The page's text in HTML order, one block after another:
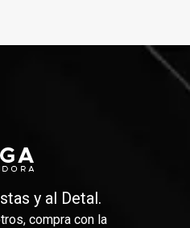
y al Detal.
compra con la